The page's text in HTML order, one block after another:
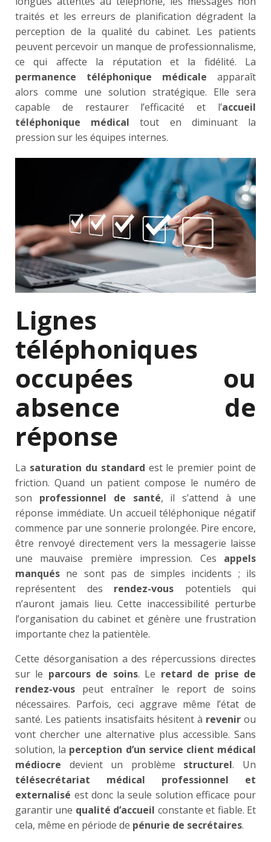
traités et les erreurs de planification dégradent la
perception de la qualité du cabinet. Les patients
peuvent percevoir un manque de professionnalisme,
ce qui affecte la réputation et la fidélité. La
permanence téléphonique médicale apparaît
alors comme une solution stratégique. Elle sera
capable de restaurer l’efficacité et l’accueil
téléphonique médical tout en diminuant la
pression sur les équipes internes.
Lignes
téléphoniques
occupées ou
absence de
réponse
La saturation du standard est le premier point de
friction. Quand un patient compose le numéro de
son professionnel de santé, il s’attend à une
réponse immédiate. Un accueil téléphonique négatif
commence par une sonnerie prolongée. Pire encore,
être renvoyé directement vers la messagerie laisse
une mauvaise première impression. Ces appels
manqués ne sont pas de simples incidents ; ils
représentent des rendez-vous potentiels qui
n’auront jamais lieu. Cette inaccessibilité perturbe
l’organisation du cabinet et génère une frustration
importante chez la patientèle.
Cette désorganisation a des répercussions directes
sur le parcours de soins. Le retard de prise de
rendez-vous peut entraîner le report de soins
nécessaires. Parfois, ceci aggrave même l’état de
santé. Les patients insatisfaits hésitent à revenir ou
vont chercher une alternative plus accessible. Sans
solution, la perception d’un service client médical
médiocre devient un problème structurel. Un
télésecrétariat médical professionnel et
externalisé est donc la seule solution efficace pour
garantir une qualité d’accueil constante et fiable. Et
cela, même en période de pénurie de secrétaires.